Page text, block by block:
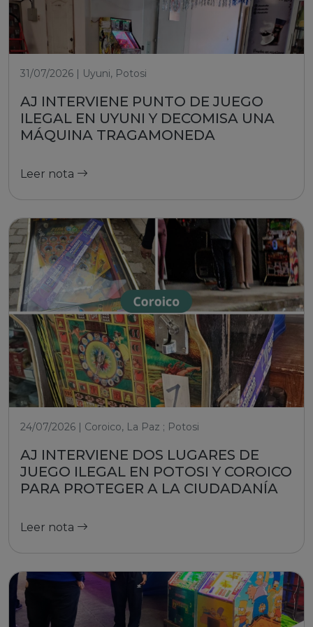
31/07/2026 | Uyuni, Potosi
AJ INTERVIENE PUNTO DE JUEGO
ILEGAL EN UYUNI Y DECOMISA UNA
MÁQUINA TRAGAMONEDA
Leer nota
24/07/2026 | Coroico, La Paz ; Potosi
AJ INTERVIENE DOS LUGARES DE
JUEGO ILEGAL EN POTOSI Y COROICO
PARA PROTEGER A LA CIUDADANÍA
Leer nota